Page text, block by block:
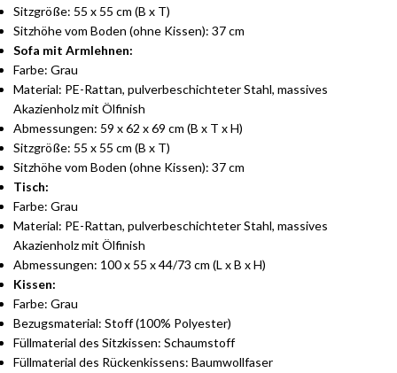
Sitzgröße: 55 x 55 cm (B x T)
Sitzhöhe vom Boden (ohne Kissen): 37 cm
Sofa mit Armlehnen:
Farbe: Grau
Material: PE-Rattan, pulverbeschichteter Stahl, massives
Akazienholz mit Ölfinish
Abmessungen: 59 x 62 x 69 cm (B x T x H)
Sitzgröße: 55 x 55 cm (B x T)
Sitzhöhe vom Boden (ohne Kissen): 37 cm
Tisch:
Farbe: Grau
Material: PE-Rattan, pulverbeschichteter Stahl, massives
Akazienholz mit Ölfinish
Abmessungen: 100 x 55 x 44/73 cm (L x B x H)
Kissen:
Farbe: Grau
Bezugsmaterial: Stoff (100% Polyester)
Füllmaterial des Sitzkissen: Schaumstoff
Füllmaterial des Rückenkissens: Baumwollfaser